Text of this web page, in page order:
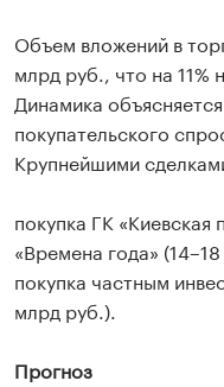
Объем вложений в
млрд руб., что на 11%
Динамика
покупательского
Крупнейшими
покупка ГК
«Времена года»
покупка частным
млрд руб.).
Прогноз